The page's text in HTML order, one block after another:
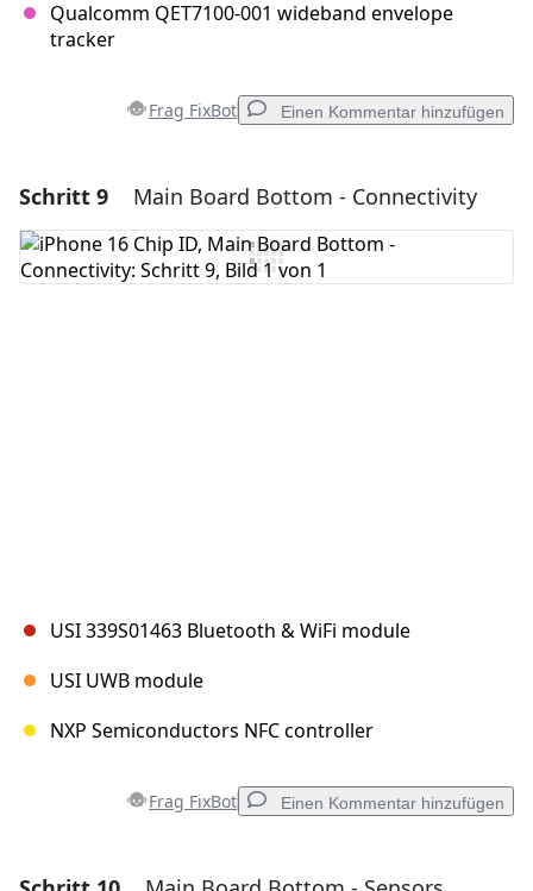
Qualcomm QET7100-001 wideband envelope
tracker
Frag FixBot Einen Kommentar hinzufügen
Einen Kommentar hinzufügen
Kommentar hinzufügen
Schritt 9 Main Board Bottom - Connectivity
USI 339S01463 Bluetooth & WiFi module
USI UWB module
NXP Semiconductors NFC controller
Frag FixBot Einen Kommentar hinzufügen
Einen Kommentar hinzufügen